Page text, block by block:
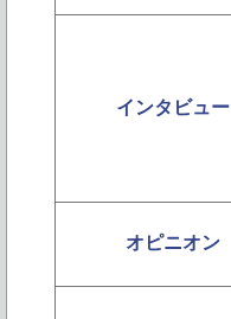
インタビュー
オピニオン